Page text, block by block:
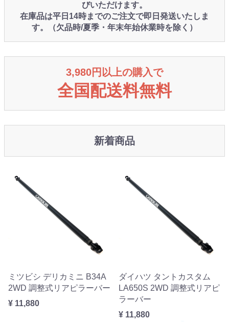
びいただけます。
在庫品は平日14時までのご注文で即日発送いたしま
す。（欠品時/夏季・年末年始休業時を除く）
3,980円以上の購入で
全国配送料無料
新着商品
ミツビシ デリカミニ B34A
2WD 調整式リアピラーバー
¥ 11,880
ダイハツ タントカスタム
LA650S 2WD 調整式リアピ
ラーバー
¥ 11,880